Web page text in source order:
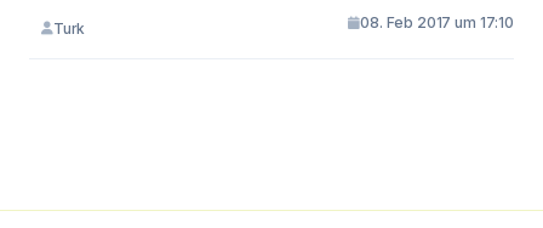
Turk 08. Feb 2017 um 17:10